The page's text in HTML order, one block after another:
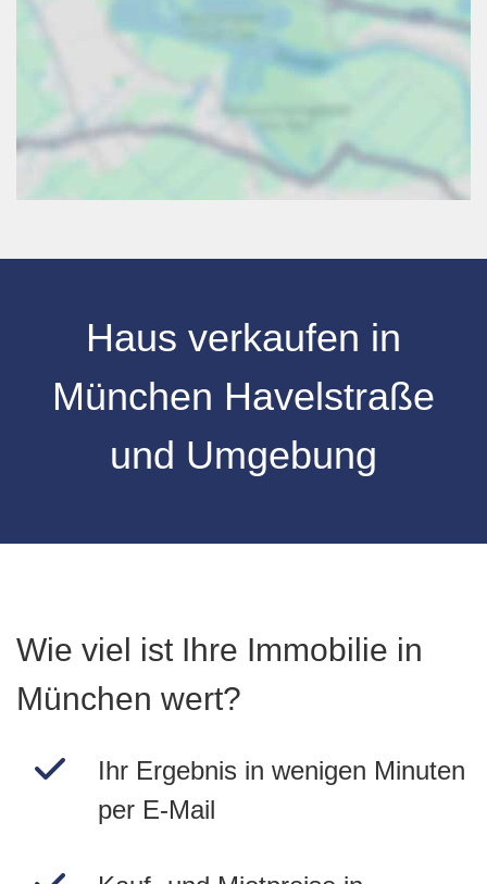
Haus verkaufen in
München Havelstraße
und Umgebung
Wie viel ist Ihre Immobilie in
München wert?
Ihr Ergebnis in wenigen Minuten
per E-Mail